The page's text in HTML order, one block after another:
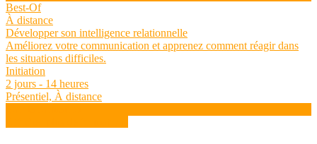
Best-Of
À distance
Développer son intelligence relationnelle
Améliorez votre communication et apprenez comment réagir dans
les situations difficiles.
Initiation
2 jours - 14 heures
Présentiel, À distance